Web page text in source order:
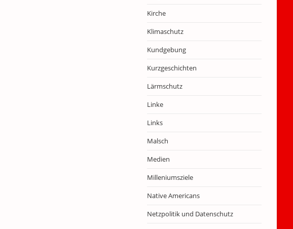
Kirche
Klimaschutz
Kundgebung
Kurzgeschichten
Lärmschutz
Linke
Links
Malsch
Medien
Milleniumsziele
Native Americans
Netzpolitik und Datenschutz